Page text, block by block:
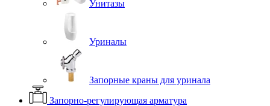
Унитазы
Уриналы
Запорные краны для уринала
Запорно-регулирующая арматура